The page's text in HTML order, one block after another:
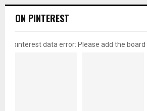
ON PINTEREST
pinterest data error: Please add the